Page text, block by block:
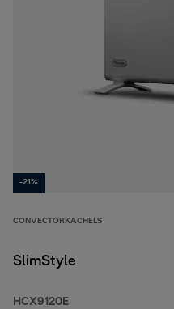
-21%
CONVECTORKACHELS
SlimStyle
HCX9120E